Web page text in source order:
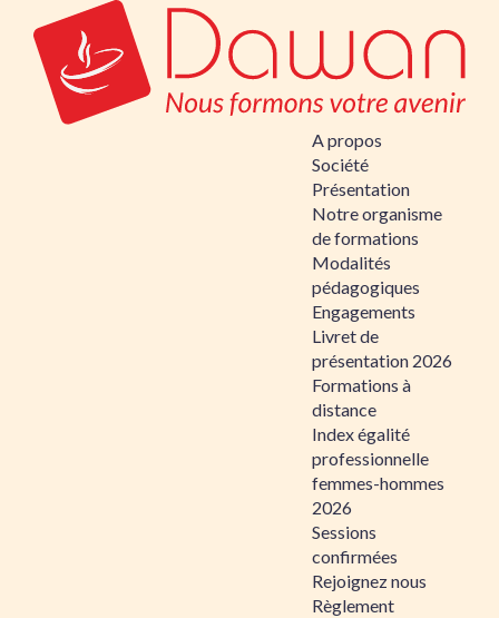
A propos
Société
Présentation
Notre organisme
de formations
Modalités
pédagogiques
Engagements
Livret de
présentation 2026
Formations à
distance
Index égalité
professionnelle
femmes-hommes
2026
Sessions
confirmées
Rejoignez nous
Règlement